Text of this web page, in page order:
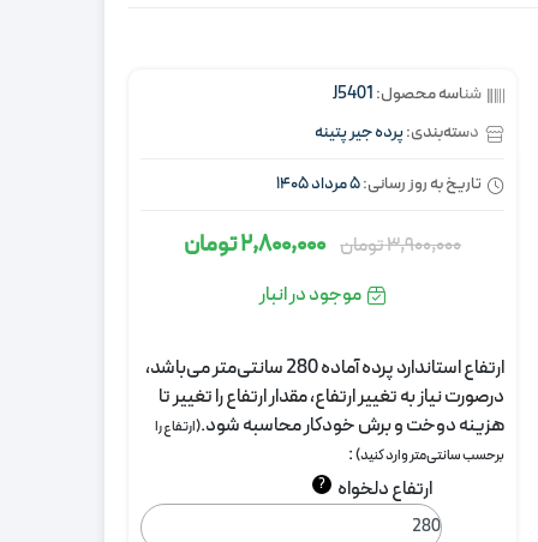
شناسه محصول:J5401
دسته‌بندی:پرده جیر پتینه
تاریخ به روز رسانی:5 مرداد 1405
3,900,000تومان قیمت
اصلی:
تومان
بود.
2,800,000تومان
قیمت
فعلی:
تومان.
موجود در انبار
ارتفاع استاندارد پرده آماده 280 سانتی‌متر می‌باشد،
درصورت نیاز به تغییر ارتفاع، مقدار ارتفاع را تغییر تا
هزینه دوخت و برش خودکار محاسبه شود.(ارتفاع را
برحسب سانتی‌متر وارد کنید):
ارتفاع دلخواه
?